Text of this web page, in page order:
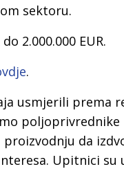
sektoru.
2.000.000 EUR.
.
usmjerili prema
poljoprivrednike
da
Upitnici